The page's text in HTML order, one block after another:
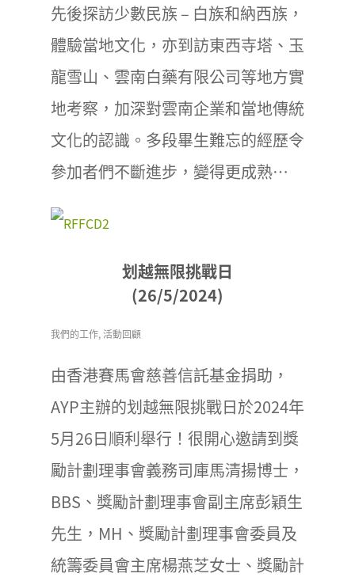
先後探訪少數民族 – 白族和納西族，
體驗當地文化，亦到訪東西寺塔、玉
龍雪山、雲南白藥有限公司等地方實
地考察，加深對雲南企業和當地傳統
文化的認識。多段畢生難忘的經歷令
參加者們不斷進步，變得更成熟…
划越無限挑戰日
(26/5/2024)
我們的工作, 活動回顧
由香港賽馬會慈善信託基金捐助，
AYP主辦的划越無限挑戰日於2024年
5月26日順利舉行！很開心邀請到獎
勵計劃理事會義務司庫馬清揚博士，
BBS、獎勵計劃理事會副主席彭穎生
先生，MH、獎勵計劃理事會委員及
統籌委員會主席楊燕芝女士、獎勵計